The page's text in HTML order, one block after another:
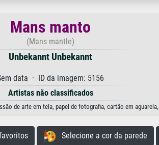
Mans manto
(Mans mantle)
Unbekannt Unbekannt
data · ID da imagem: 5156
Artistas não classificados
de arte em tela, papel de fotografia, cartão em
Selecione a cor da parede